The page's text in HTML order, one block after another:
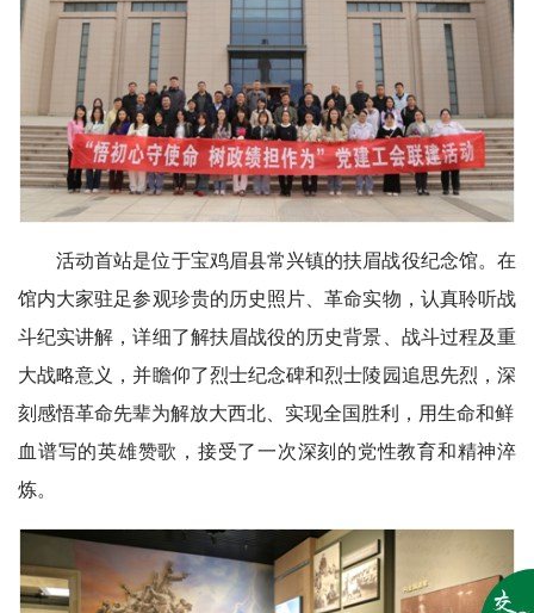
活动首站是位于宝鸡眉县常兴镇的扶眉战役纪念馆。在
馆内大家驻足参观珍贵的历史照片、革命实物，认真聆听战
斗纪实讲解，详细了解扶眉战役的历史背景、战斗过程及重
大战略意义，并瞻仰了烈士纪念碑和烈士陵园追思先烈，深
刻感悟革命先辈为解放大西北、实现全国胜利，用生命和鲜
血谱写的英雄赞歌，接受了一次深刻的党性教育和精神淬
炼。